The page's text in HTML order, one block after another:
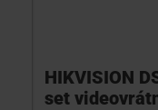
HIKVISION
set